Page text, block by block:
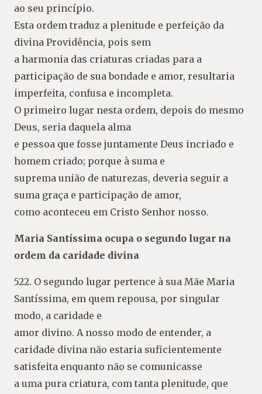
ao seu princípio.
Esta ordem traduz a plenitude e perfeição da
divina Providência, pois sem
a harmonia das criaturas criadas para a
participação de sua bondade e amor, resultaria
imperfeita, confusa e incompleta.
O primeiro lugar nesta ordem, depois do mesmo
Deus, seria daquela alma
e pessoa que fosse juntamente Deus incriado e
homem criado; porque à suma e
suprema união de naturezas, deveria seguir a
suma graça e participação de amor,
como aconteceu em Cristo Senhor nosso.
Maria Santíssima ocupa o segundo lugar na
ordem da caridade divina
522. O segundo lugar pertence à sua Mãe Maria
Santíssima, em quem repousa, por singular
modo, a caridade e
amor divino. A nosso modo de entender, a
caridade divina não estaria suficientemente
satisfeita enquanto não se comunicasse
a uma pura criatura, com tanta plenitude, que